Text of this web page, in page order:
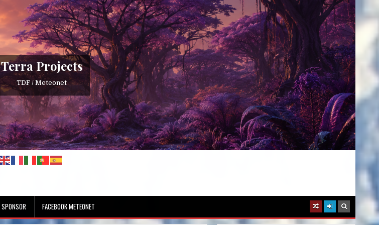
Terra Projects
TDF / Meteonet
SPONSOR FACEBOOK METEONET